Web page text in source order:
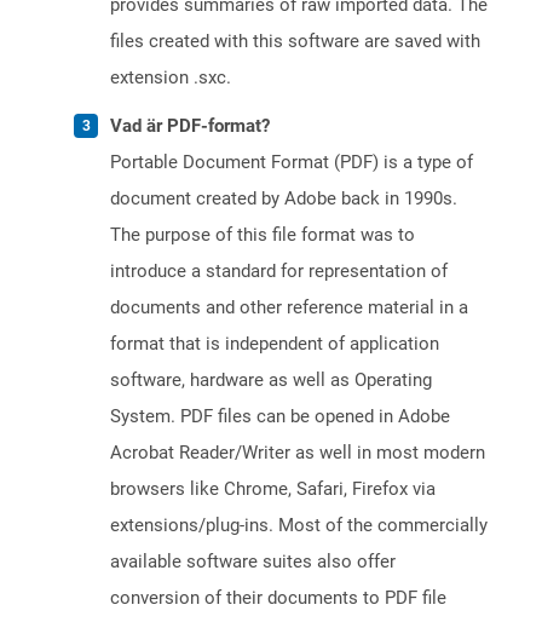
provides summaries of raw imported data. The
files created with this software are saved with
extension .sxc.
Vad är PDF-format?
Portable Document Format (PDF) is a type of
document created by Adobe back in 1990s.
The purpose of this file format was to
introduce a standard for representation of
documents and other reference material in a
format that is independent of application
software, hardware as well as Operating
System. PDF files can be opened in Adobe
Acrobat Reader/Writer as well in most modern
browsers like Chrome, Safari, Firefox via
extensions/plug-ins. Most of the commercially
available software suites also offer
conversion of their documents to PDF file